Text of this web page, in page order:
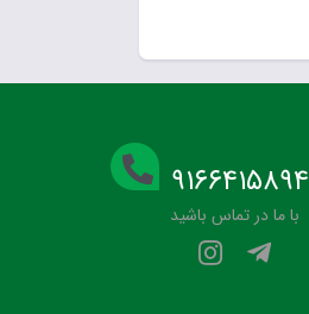
۹۱۶۶۴۱۵۸۹۴
با ما در تماس باشید